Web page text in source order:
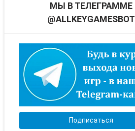
МЫ В ТЕЛЕГРАММЕ
@ALLKEYGAMESBOT
Подписаться